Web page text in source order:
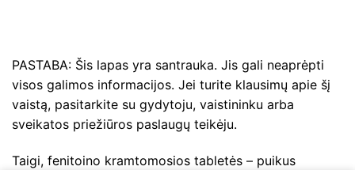
PASTABA: Šis lapas yra santrauka. Jis gali neaprėpti
visos galimos informacijos. Jei turite klausimų apie šį
vaistą, pasitarkite su gydytoju, vaistininku arba
sveikatos priežiūros paslaugų teikėju.
Taigi, fenitoino kramtomosios tabletės – puikus